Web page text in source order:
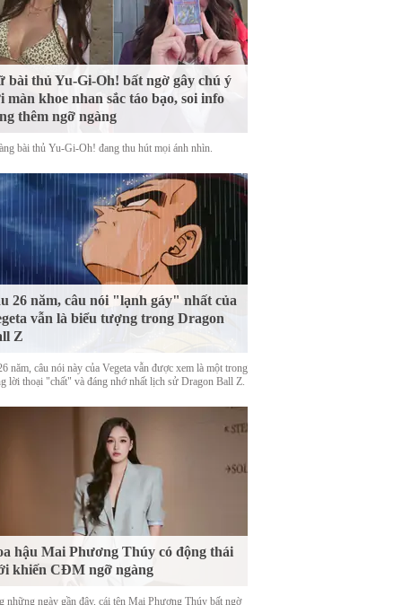
bài thủ Yu-Gi-Oh! bất ngờ gây chú ý
màn khoe nhan sắc táo bạo, soi info
thêm ngỡ ngàng
bài thủ Yu-Gi-Oh! đang thu hút mọi ánh nhìn.
26 năm, câu nói "lạnh gáy" nhất của
vẫn là biểu tượng trong Dragon
Z
năm, câu nói này của Vegeta vẫn được xem là một trong
lời thoại "chất" và đáng nhớ nhất lịch sử Dragon Ball Z.
hậu Mai Phương Thúy có động thái
khiến CĐM ngỡ ngàng
những ngày gần đây, cái tên Mai Phương Thúy bất ngờ